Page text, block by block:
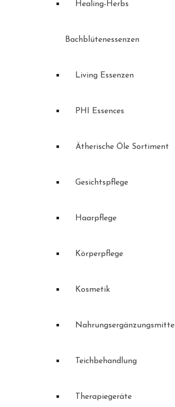
Healing-Herbs
Bachblütenessenzen
Living Essenzen
PHI Essences
Ätherische Öle Sortiment
Gesichtspflege
Haarpflege
Körperpflege
Kosmetik
Nahrungsergänzungsmittel
Teichbehandlung
Therapiegeräte